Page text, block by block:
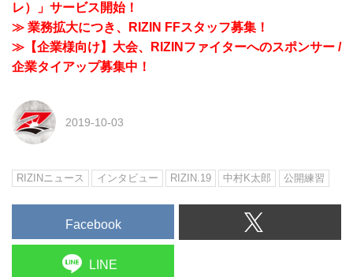
レ）」サービス開始！
≫ 業務拡大につき、RIZIN FFスタッフ募集！
≫【企業様向け】大会、RIZINファイターへのスポンサー /
企業タイアップ募集中！
2019-10-03
RIZINニュース インタビュー RIZIN.19 中村K太郎 公開練習
Facebook
LINE